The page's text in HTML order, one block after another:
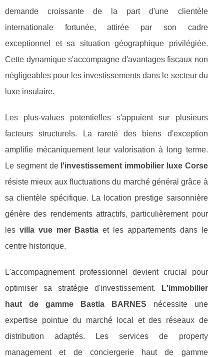
demande croissante de la part d'une clientèle
internationale fortunée, attirée par son cadre
exceptionnel et sa situation géographique privilégiée.
Cette dynamique s'accompagne d'avantages fiscaux non
négligeables pour les investissements dans le secteur du
luxe insulaire.
Les plus-values potentielles s'appuient sur plusieurs
facteurs structurels. La rareté des biens d'exception
amplifie mécaniquement leur valorisation à long terme.
Le segment de l'investissement immobilier luxe Corse
résiste mieux aux fluctuations du marché général grâce à
sa clientèle spécifique. La location prestige saisonnière
génère des rendements attractifs, particulièrement pour
les villa vue mer Bastia et les appartements dans le
centre historique.
L'accompagnement professionnel devient crucial pour
optimiser sa stratégie d'investissement.
L'immobilier
haut de gamme Bastia BARNES nécessite une
expertise pointue du marché local et des réseaux de
distribution adaptés. Les services de property
management et de conciergerie haut de gamme